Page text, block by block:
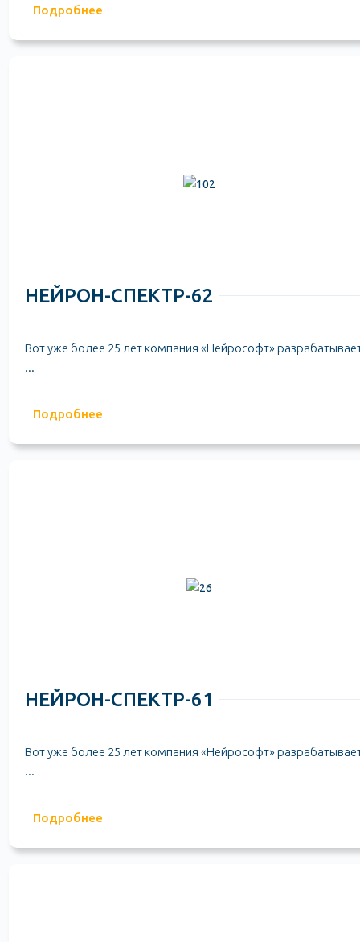
Подробнее
НЕЙРОН-СПЕКТР-62
Вот уже более 25 лет компания «Нейрософт»
...
Подробнее
НЕЙРОН-СПЕКТР-61
Вот уже более 25 лет компания «Нейрософт»
...
Подробнее